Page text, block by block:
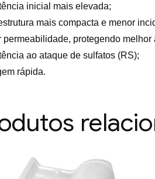
inicial mais elevada;
mais compacta e menor
permeabilidade, protegendo melhor
ao ataque de sulfatos (RS);
rápida.